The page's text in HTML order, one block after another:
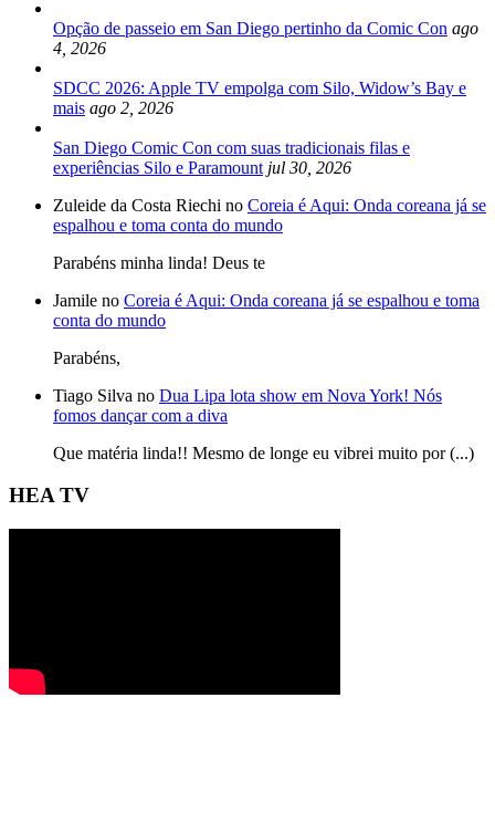
Opção de passeio em San Diego pertinho da Comic Con ago
4, 2026
SDCC 2026: Apple TV empolga com Silo, Widow’s Bay e
mais ago 2, 2026
San Diego Comic Con com suas tradicionais filas e
experiências Silo e Paramount jul 30, 2026
Zuleide da Costa Riechi no Coreia é Aqui: Onda coreana já se
espalhou e toma conta do mundo
Parabéns minha linda! Deus te
Jamile no Coreia é Aqui: Onda coreana já se espalhou e toma
conta do mundo
Parabéns,
Tiago Silva no Dua Lipa lota show em Nova York! Nós
fomos dançar com a diva
Que matéria linda!! Mesmo de longe eu vibrei muito por (...)
HEA TV